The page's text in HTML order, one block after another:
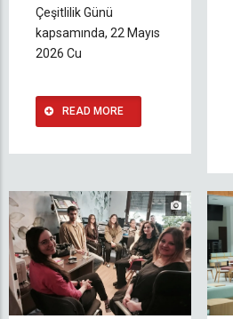
Çeşitlilik Günü
kapsamında, 22 Mayıs
2026 Cu
READ MORE